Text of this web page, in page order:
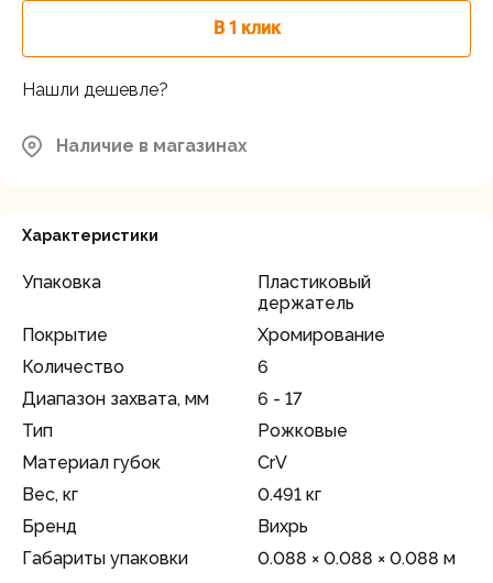
В 1 клик
Нашли дешевле?
Наличие в магазинах
Западная коммунальная зона, вл. 4
район, д.Грибки, ул. Промышленная
Характеристики
Упаковка
Пластиковый
держатель
Покрытие
Хромирование
Количество
6
Диапазон захвата, мм
6 - 17
Тип
Рожковые
Материал губок
CrV
Вес, кг
0.491 кг
Бренд
Вихрь
Габариты упаковки
0.088 × 0.088 × 0.088 м